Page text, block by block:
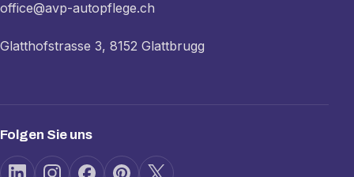
office@avp-autopflege.ch
Glatthofstrasse 3, 8152 Glattbrugg
Folgen Sie uns